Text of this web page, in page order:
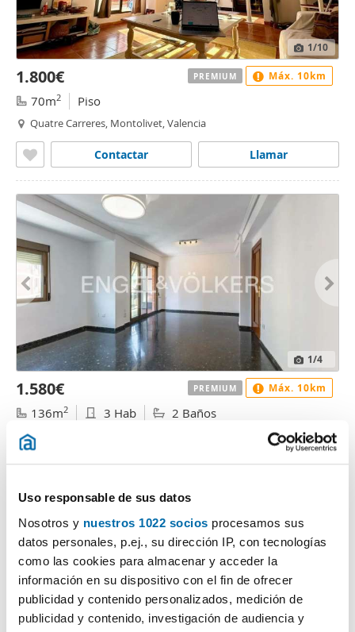
Uso responsable de sus datos
Nosotros y nuestros 1022 socios procesamos sus
datos personales, p.ej., su dirección IP, con tecnologías
como las cookies para almacenar y acceder la
información en su dispositivo con el fin de ofrecer
publicidad y contenido personalizados, medición de
publicidad y contenido, investigación de audiencia y
1/10
1.800€
70m2 Piso
Quatre Carreres, Montolivet, Valencia
Llamar
Contactar
PREMIUM Máx. 10km
1/4
1.580€
136m2 3 Hab 2 Baños
Quatre Carreres, Montolivet, Valencia
Llamar
Contactar
PREMIUM Máx. 10km